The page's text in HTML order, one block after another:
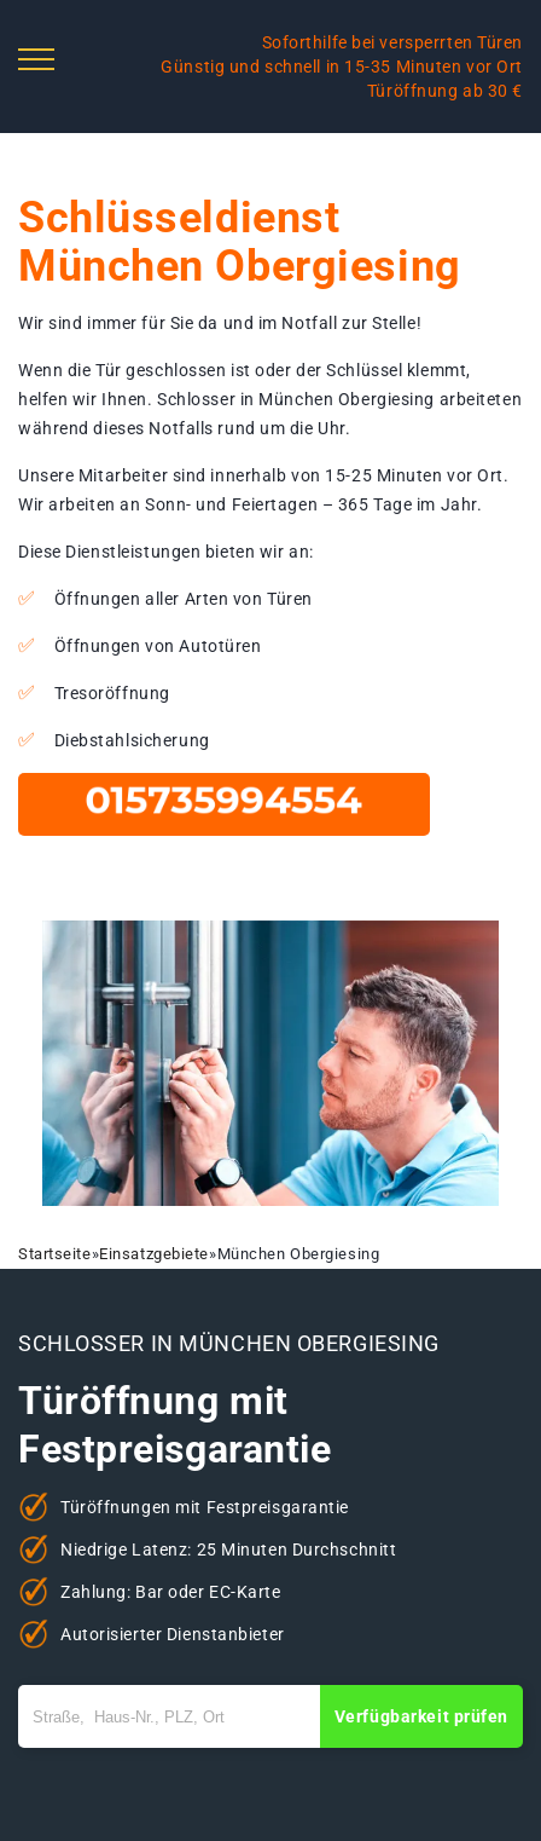
Soforthilfe bei versperrten Türen
Günstig und schnell in 15-35 Minuten vor Ort
Türöffnung ab 30 €
Schlüsseldienst
München Obergiesing
Wir sind immer für Sie da und im Notfall zur Stelle!
Wenn die Tür geschlossen ist oder der Schlüssel klemmt,
helfen wir Ihnen. Schlosser in München Obergiesing arbeiteten
während dieses Notfalls rund um die Uhr.
Unsere Mitarbeiter sind innerhalb von 15-25 Minuten vor Ort.
Wir arbeiten an Sonn- und Feiertagen – 365 Tage im Jahr.
Diese Dienstleistungen bieten wir an:
Öffnungen aller Arten von Türen
Öffnungen von Autotüren
Tresoröffnung
Diebstahlsicherung
Startseite»Einsatzgebiete»München Obergiesing
SCHLOSSER IN MÜNCHEN OBERGIESING
Türöffnung mit
Festpreisgarantie
Türöffnungen mit Festpreisgarantie
Niedrige Latenz: 25 Minuten Durchschnitt
Zahlung: Bar oder EC-Karte
Autorisierter Dienstanbieter
Verfügbarkeit prüfen